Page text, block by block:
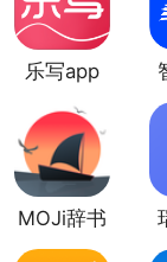
编提供了教育类
乐写app
MOJi辞书
app